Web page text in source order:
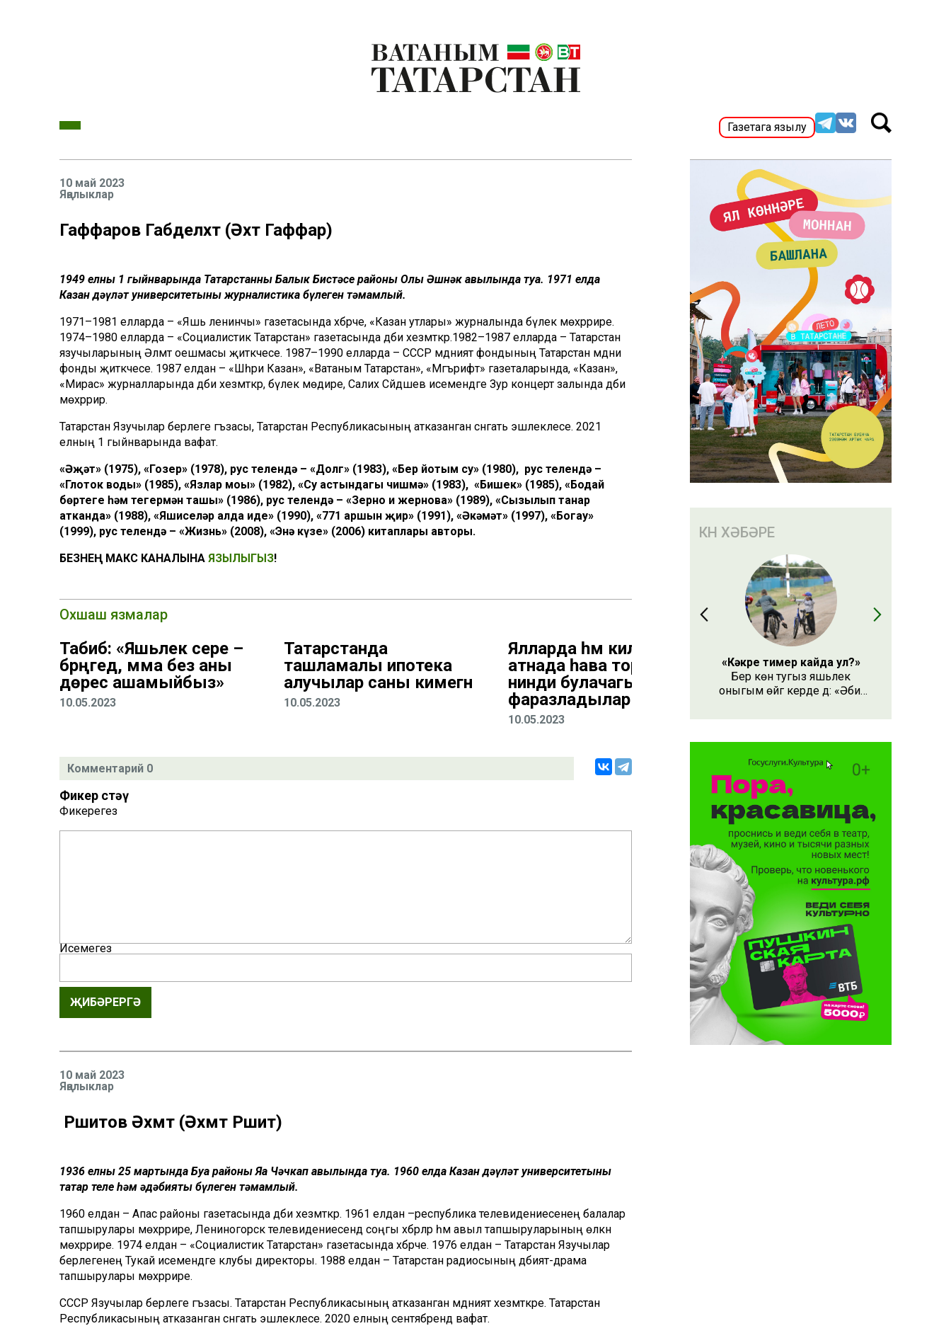
Газетага язылу
10 май 2023
Яңалыклар
Гаффаров Габделәхәт (Әхәт Гаффар)
1949 елның 1 гыйнварында Татарстанның Балык Бистәсе районы Олы Әшнәк авылында туа. 1971 елда
Казан дәүләт университетының журналистика бүлеген тәмамлый.
1971–1981 елларда – «Яшь ленинчы» газетасында хәбәрче, «Казан утлары» журналында бүлек мөхәррире.
1974–1980 елларда – «Социалистик Татарстан» газетасында әдәби хезмәткәр.1982–1987 елларда – Татарстан
язучыларының Әлмәт оешмасы җитәкчесе. 1987–1990 елларда – СССР мәдәният фондының Татарстан мәдәни
фонды җитәкчесе. 1987 елдан – «Шәһри Казан», «Ватаным Татарстан», «Мәгърифәт» газеталарында, «Казан»,
«Мирас» журналларында әдәби хезмәткәр, бүлек мөдире, Салих Сәйдәшев исемендәге Зур концерт залында әдәби
мөхәррир.
Татарстан Язучылар берлеге әгъзасы, Татарстан Республикасының атказанган сәнгать эшлеклесе. 2021
елның 1 гыйнварында вафат.
«Әҗәт» (1975), «Гозер» (1978), рус телендә – «Долг» (1983), «Бер йотым су» (1980), рус телендә –
«Глоток воды» (1985), «Язлар моңы» (1982), «Су астындагы чишмә» (1983), «Бишек» (1985), «Бодай
бөртеге һәм тегермән ташы» (1986), рус телендә – «Зерно и жернова» (1989), «Сызылып таңнар
атканда» (1988), «Яшиселәр алда иде» (1990), «771 аршын җир» (1991), «Әкәмәт» (1997), «Богау»
(1999), рус телендә – «Жизнь» (2008), «Энә күзе» (2006) китаплары авторы.
БЕЗНЕҢ МАКС КАНАЛЫНА ЯЗЫЛЫГЫЗ!
Охшаш язмалар
Табиб: «Яшьлек сере –
бәрәңгедә, әмма без аны
дөрес ашамыйбыз»
10.05.2023
Татарстанда
ташламалы ипотека
алучылар саны кимегән
10.05.2023
Ялларда һәм киләсе
атнада һава торышы
нинди булачагын
фаразладылар
10.05.2023
Комментарий 0
Фикер өстәү
Фикерегез
Исемегез
ҖИБӘРЕРГӘ
10 май 2023
Яңалыклар
Рәшитов Әхмәт (Әхмәт Рәшит)
1936 елның 25 мартында Буа районы Яңа Чәчкап авылында туа. 1960 елда Казан дәүләт университетының
татар теле һәм әдәбияты бүлеген тәмамлый.
1960 елдан – Апас районы газетасында әдәби хезмәткәр. 1961 елдан –республика телевидениесенең балалар
тапшырулары мөхәррире, Лениногорск телевидениесендә соңгы хәбәрләр һәм авыл тапшыруларының өлкән
мөхәррире. 1974 елдан – «Социалистик Татарстан» газетасында хәбәрче. 1976 елдан – Татарстан Язучылар
берлегенең Тукай исемендәге клубы директоры. 1988 елдан – Татарстан радиосының әдәбият-драма
тапшырулары мөхәррире.
СССР Язучылар берлеге әгъзасы. Татарстан Республикасының атказанган мәдәният хезмәткәре. Татарстан
Республикасының атказанган сәнгать эшлеклесе. 2020 елның сентябрендә вафат.
КӨН ХӘБӘРЕ
«Кәкре тимер кайда ул?»
Бер көн тугыз яшьлек
оныгым өйгә керде дә: «Әби,
ул?» – дип сорады.